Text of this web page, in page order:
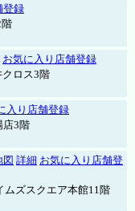
登録
お気に入り店舗登録
クロス3階
入り店舗登録
店3階
図 詳細 お気に入り店舗登
ズスクエア本館11階